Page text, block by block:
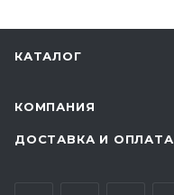
КАТАЛОГ
КОМПАНИЯ
ДОСТАВКА И ОПЛАТА